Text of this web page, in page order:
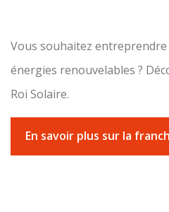
Vous souhaitez entreprendre
énergies renouvelables ?
Roi Solaire.
En savoir plus sur la